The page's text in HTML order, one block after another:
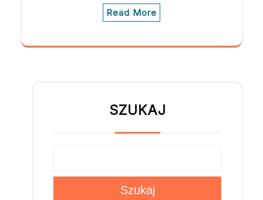
Read More
SZUKAJ
Szukaj